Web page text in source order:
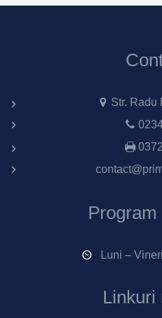
Str. Radu
Luni –
Linkuri